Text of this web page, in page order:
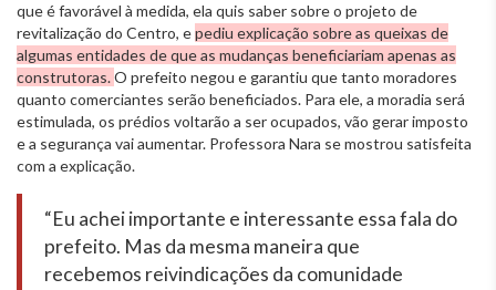
que é favorável à medida, ela quis saber sobre o projeto de
revitalização do Centro, epediu explicação sobre as queixas de
algumas entidades de que as mudanças beneficiariam apenas as
construtoras.O prefeito negou e garantiu que tanto moradores
quanto comerciantes serão beneficiados. Para ele, a moradia será
estimulada, os prédios voltarão a ser ocupados, vão gerar imposto
e a segurança vai aumentar. Professora Nara se mostrou satisfeita
com a explicação.
“Eu achei importante e interessante essa fala do
prefeito. Mas da mesma maneira que
recebemos reivindicações da comunidade